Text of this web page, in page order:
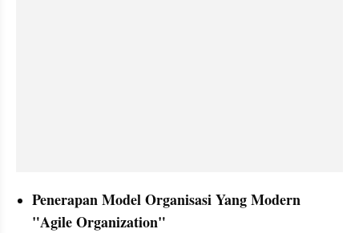
Penerapan Model Organisasi Yang Modern
"Agile Organization"